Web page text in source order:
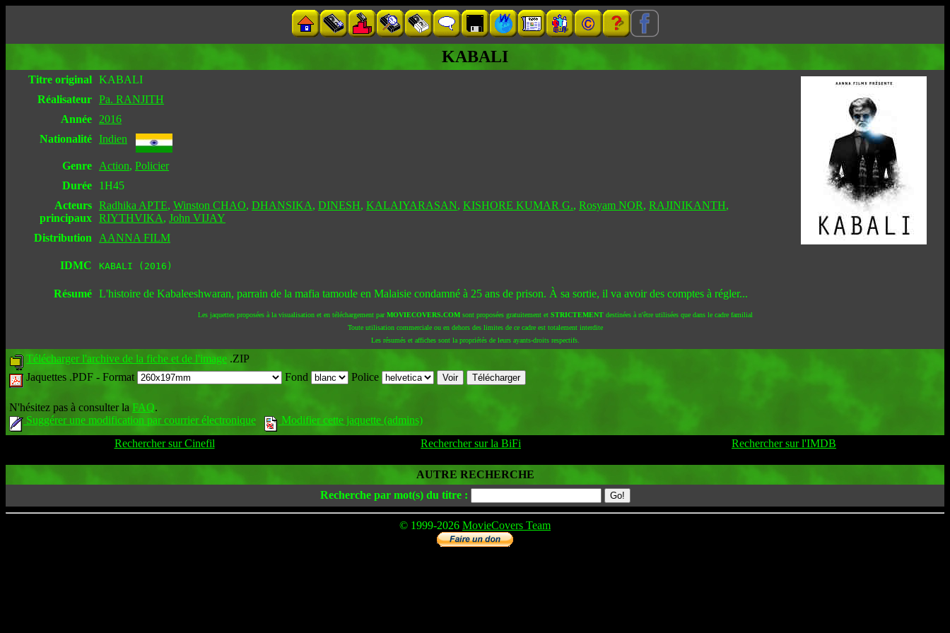
KABALI
Titre original KABALI
Réalisateur Pa. RANJITH
Année
2016
Nationalité Indien
Genre Action, Policier
Durée
1H45
Acteurs
principaux
Radhika APTE, Winston CHAO, DHANSIKA, DINESH, KALAIYARASAN, KISHORE KUMAR G., Rosyam NOR, RAJINIKANTH,
RIYTHVIKA, John VIJAY
Distribution
AANNA FILM
IDMC KABALI (2016)
Résumé L'histoire de Kabaleeshwaran, parrain de la mafia tamoule en Malaisie condamné à 25 ans de prison. À sa sortie, il va avoir des comptes à régler...
Les jaquettes proposées à la visualisation et en téléchargement parMOVIECOVERS.COMsont proposées gratuitement et STRICTEMENTdestinées à n'être utilisées que dans le cadre familial
Toute utilisation commerciale ou en dehors des limites de ce cadre est totalement interdite
Les résumés et affiches sont la propriétés de leurs ayants-droits respectifs.
Télécharger l'archive de la fiche et de l'image .ZIP
Jaquettes .PDF - Format Fond Police
N'hésitez pas à consulter la FAQ.
Suggérer une modification par courrier électronique
Modifier cette jaquette (admins)
Rechercher sur Cinefil
Rechercher sur la BiFi Rechercher sur l'IMDB
AUTRE RECHERCHE
Recherche par mot(s) du titre :
© 1999-2026 MovieCovers Team